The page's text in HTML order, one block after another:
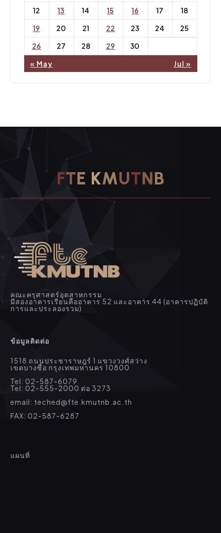
12
13 14 15 16 17
18
19
20 21 22 23 24
25
26
27 28 29 30
« May Jul »
FTE KMUTNB
คณะครุศาสตร์อุตสาหกรรม
มีสองอาคารเรียนคืออาคาร 52 และอาคาร 44 (อาคารปฏิบัติ
การและประลองรวม)
ข้อมูลติดต่อ
1518 ถนนประชาราษฎร์ 1 แขวงวงศ์สว่าง
เขตบางซื่อ กรุงเทพมหานคร 10800
Tel: 02-587-6079
Tel: 02-555-2000 ต่อ 3273
email: teched@fte.kmutnb.ac.th
FAX: 02-587-6287
แผนที่